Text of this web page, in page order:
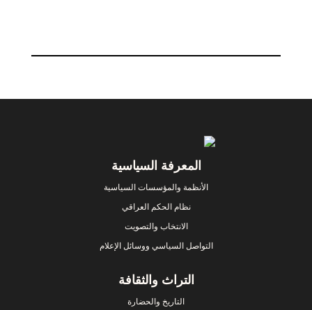
Footerالمعرفة السياسية
الأنظمة والمؤسسات السياسية
نظام الحكم العراقي
الانتخاب والتصويت
التواصل السياسي ووسائل الإعلام
التراث والثقافة
التاريخ والحضارة